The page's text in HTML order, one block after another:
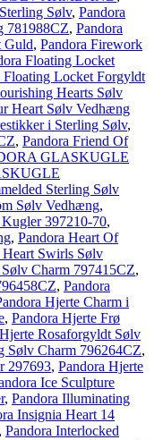
Sølv, Pandora
781988CZ, Pandora
Guld, Pandora Firework
Floating Locket
Floating Locket Forgyldt
Hearts Sølv
Heart Sølv Vedhæng
i Sterling Sølv,
, Pandora Friend Of
GLASKUGLE
Sterling Sølv
Sølv Vedhæng,
397210-70,
, Pandora Heart Of
Heart Swirls Sølv
Charm 797415CZ,
, Pandora
Hjerte Charm i
, Pandora Hjerte Frø
Rosaforgyldt Sølv
Sølv Charm 796264CZ,
297693, Pandora Hjerte
Ice Sculpture
, Pandora Illuminating
Insignia Heart 14
, Pandora Interlocked